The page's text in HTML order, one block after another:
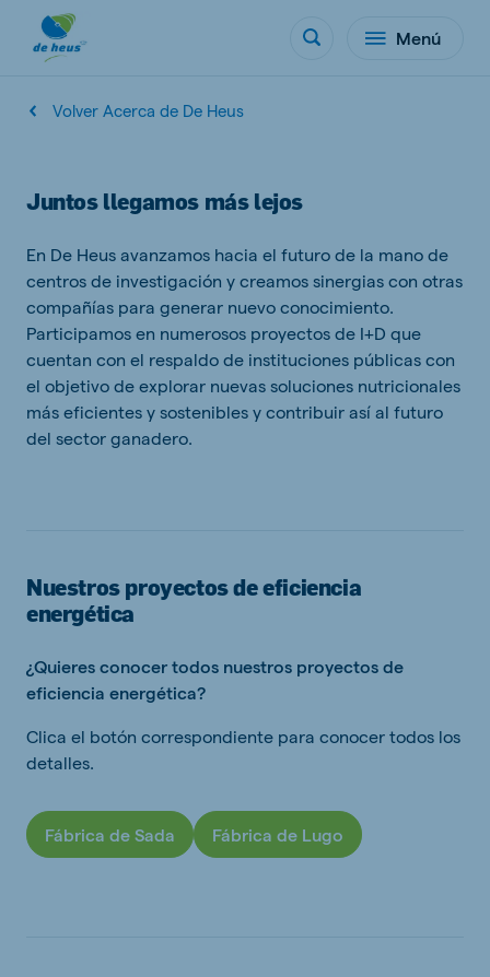
Menú
Volver Acerca de De Heus
Juntos llegamos más lejos
En De Heus avanzamos hacia el futuro de la mano de
centros de investigación y creamos sinergias con otras
compañías para generar nuevo conocimiento.
Participamos en numerosos proyectos de I+D que
cuentan con el respaldo de instituciones públicas con
el objetivo de explorar nuevas soluciones nutricionales
más eficientes y sostenibles y contribuir así al futuro
del sector ganadero.
Nuestros proyectos de eficiencia
energética
¿Quieres conocer todos nuestros proyectos de
eficiencia energética?
Clica el botón correspondiente para conocer todos los
detalles.
Fábrica de Sada Fábrica de Lugo